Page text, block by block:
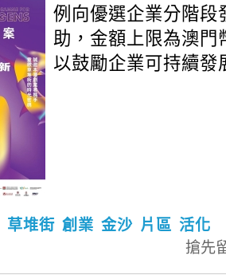
例向優選企業分階段
助，金額上限為澳門
以鼓勵企業可持續
草堆街 創業 金沙 片區 活化
搶先